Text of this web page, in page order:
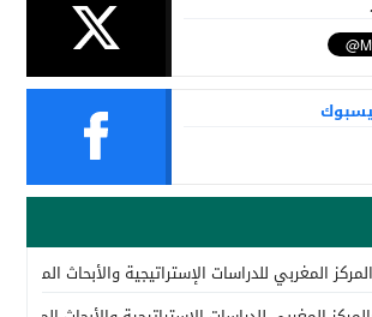
المغربي للدراسات الإستراتيجية والأبحاث المتقدمة